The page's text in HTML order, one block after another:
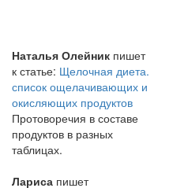
Наталья Олейник пишет
к статье: Щелочная диета.
список ощелачивающих и
окисляющих продуктов
Протоворечия в составе
продуктов в разных
таблицах.
Лариса пишет